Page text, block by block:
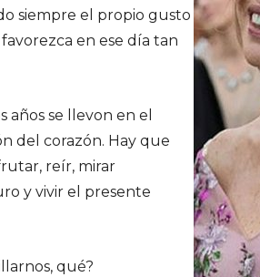
siempre el propio gusto
en ese día tan
años se llevon en el
del corazón. Hay que
reír, mirar
y vivir el presente
qué?